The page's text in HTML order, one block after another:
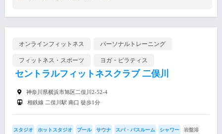
オンラインフィットネス パーソナルトレーニング
フィットネス・スポーツ ヨガ・ピラティス
セントラルフィットネスクラブ 二俣川
神奈川県横浜市旭区二俣川2-52-4
相鉄線 二俣川駅 南口 徒歩1分
スタジオ ホットスタジオ プール サウナ スパ・バスルーム シャワー 岩盤浴